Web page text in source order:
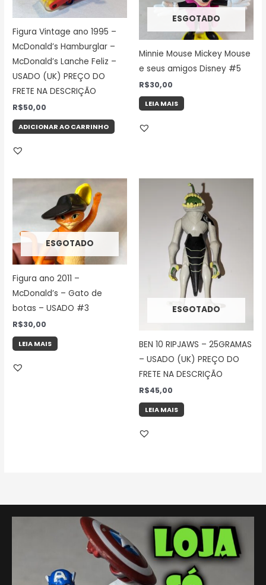
Figura Vintage ano 1995 –
McDonald’s Hamburglar –
McDonald’s Lanche Feliz –
USADO (UK) PREÇO DO
FRETE NA DESCRIÇÃO
R$50,00
ADICIONAR AO CARRINHO
ESGOTADO
Minnie Mouse Mickey Mouse
e seus amigos Disney #5
R$30,00
LEIA MAIS
ESGOTADO
Figura ano 2011 –
McDonald’s – Gato de
botas – USADO #3
R$30,00
LEIA MAIS
ESGOTADO
BEN 10 RIPJAWS – 25GRAMAS
– USADO (UK) PREÇO DO
FRETE NA DESCRIÇÃO
R$45,00
LEIA MAIS